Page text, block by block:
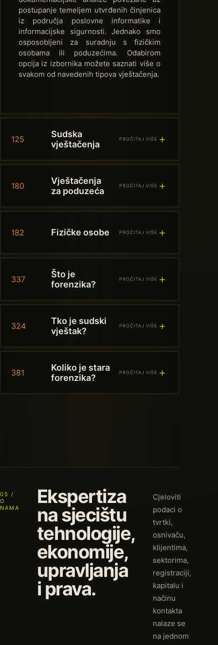
postupanje temeljem utvrđenih činjenica
iz područja poslovne informatike i
informacijske sigurnosti. Jednako smo
osposobljeni za suradnju s fizičkim
osobama ili poduzećima. Odabirom
opcija iz izbornika možete saznati više o
svakom od navedenih tipova vještačenja.
125
Sudska
vještačenja
PROČITAJ VIŠE ＋
180
Vještačenja
za poduzeća
PROČITAJ VIŠE ＋
182 Fizičke osobe PROČITAJ VIŠE ＋
337
Što je
forenzika?
PROČITAJ VIŠE ＋
324
Tko je sudski
vještak?
PROČITAJ VIŠE ＋
381
Koliko je stara
forenzika?
PROČITAJ VIŠE ＋
05 /
O
NAMA
Ekspertiza
na sjecištu
tehnologije,
ekonomije,
upravljanja
i prava.
Cjeloviti
podaci o
tvrtki,
osnivaču,
klijentima,
sektorima,
registraciji,
kapitalu i
načinu
kontakta
nalaze se
na jednom